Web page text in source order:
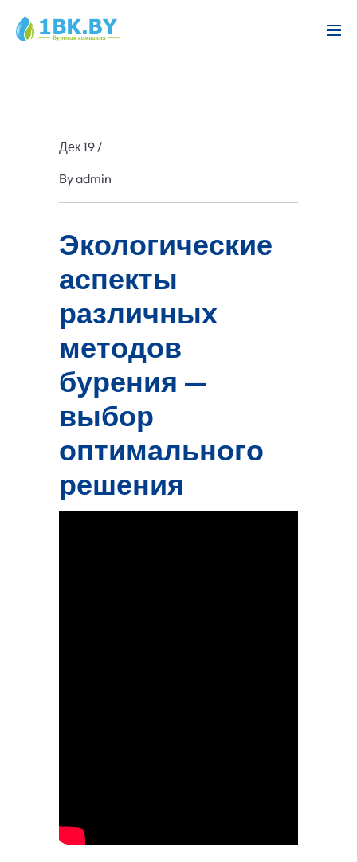
Дек 19/
Byadmin
Экологические
аспекты
различных
методов
бурения —
выбор
оптимального
решения